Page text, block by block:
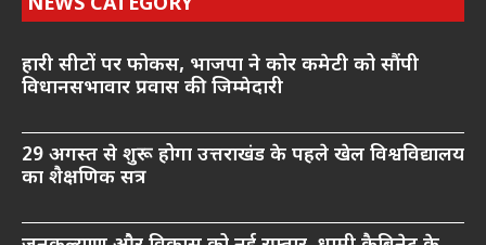
हारी सीटों पर फोकस, भाजपा ने कोर कमेटी को सौंपी
विधानसभावार प्रवास की जिम्मेदारी
29 अगस्त से शुरू होगा उत्तराखंड के पहले खेल विश्वविद्यालय
का शैक्षणिक सत्र